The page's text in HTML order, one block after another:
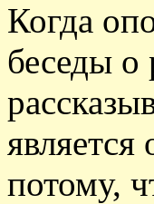
Когда
беседы о
потому,